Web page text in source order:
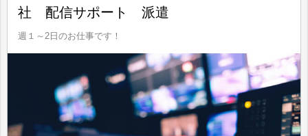
社 配信サポート 派遣
週１～2日のお仕事です！